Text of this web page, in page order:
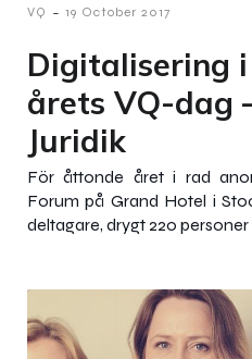
VQ - 19 October 2017
Digitalisering
årets VQ-dag
Juridik
För åttonde året i rad
Forum på Grand Hotel i
deltagare, drygt 220